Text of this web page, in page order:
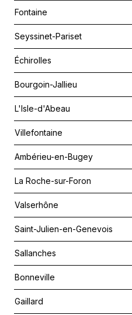
Fontaine
Seyssinet-Pariset
Échirolles
Bourgoin-Jallieu
L'Isle-d'Abeau
Villefontaine
Ambérieu-en-Bugey
La Roche-sur-Foron
Valserhône
Saint-Julien-en-Genevois
Sallanches
Bonneville
Gaillard